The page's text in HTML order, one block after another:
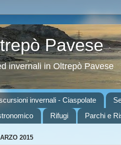
Pavese
invernali in Oltrepò Pavese
invernali - Ciaspolate
Rifugi Parchi e
2015